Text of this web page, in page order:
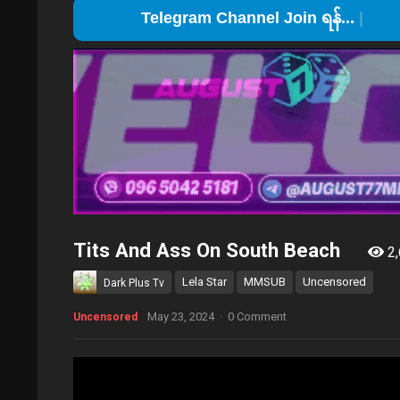
T
Tits And Ass On South Beach
Dark Plus Tv Lela Star MMSUB Uncensored
Uncensored May 23, 2024 · 0 Comment